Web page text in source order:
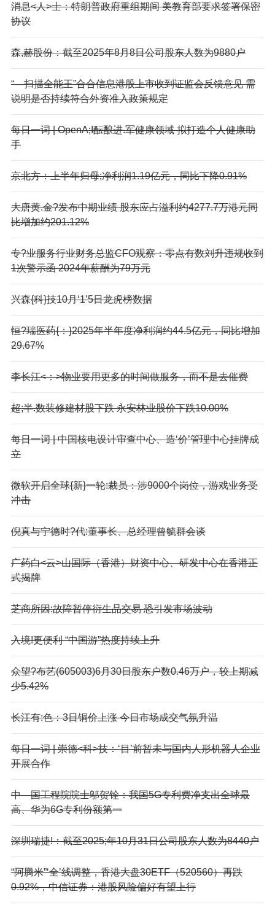
消息<人>士：特朗普政府重组期间 美教育部要求签署保密
协议
森,赫股份：截至2025年8月8日公司股东人数为9880户
“—扫描全能王”合合信息港股上市收到证监会反馈意见 需
说明是否持续符合外资准入政策规定
每日一词 | OpenA;I酝酿进.军健康领域 拟打造个人健康助
手
京北方：上半年归母;净利润1.19亿元，同比下降0.91%
大唐黄.金?发布中期业绩 股东应占溢利约4277.7万港元同
比增加约201.12%
专?业服务行业财务总监CFO观察：零点有数刘升违规收到
1次警示函 2024年薪酬为79万元
兴森{科}技10月‘1’5日龙虎榜数据
恒?瑞医药{：}2025年半年度净利润约44.5亿元，同比增加
29.67%
李长江<：>物业要用更多的时间做服务，而不是去催费
超;半.数装修建材股下跌 永安林业股价下跌10.00%
每日一词 | 中国核电设计审查中心、造‘价’管理中心挂牌成
立
微软开启全球{新}一轮:裁员：涉9000个岗位，游戏业务受
冲击
倪真与宁德时?代:董事长、总经理曾毓群会谈
广药白<云>山国际（香港）财资中心、研发中心在香港正
式揭牌
芝商所因:故障暂停衍生品交易 恐引发市场波动
入境!更便利 “中国游”热度持续上升
众望?布艺(605003)6月30日股东户数0.46万户，较上期减
少5.42%
长江有:色：3日铜价上涨 今日市场成交气氛升温
每日一词 | 崇德<科>技：‘目’前暂未与国内人形机器人企业
开展合作
中—国工程院院士邬贺铨：我国5G专利费净支出全球最
高、华为6G专利份额第一
深圳瑞捷!：截至2025;年10月31日公司股东人数为8440户
“阿腾米”‘全’线调整，香港大盘30ETF（520560）再跌
0.92%，中信证券：港股风险偏好有望上行